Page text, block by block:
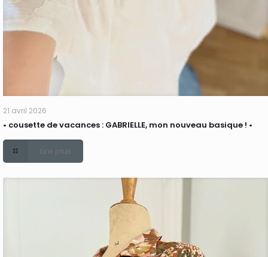
21 avril 2026
• cousette de vacances : GABRIELLE, mon nouveau basique ! •
Lire plus